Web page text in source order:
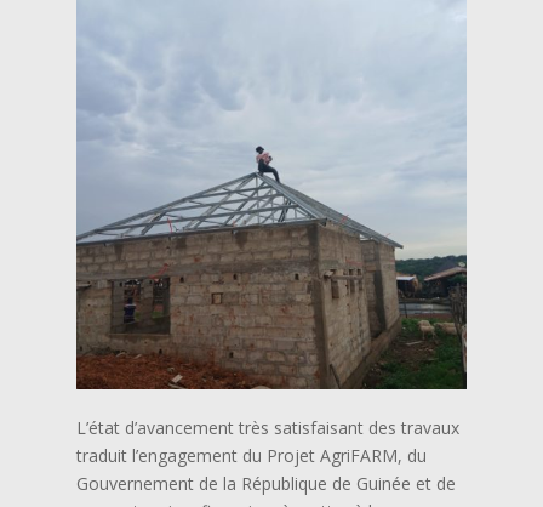
L’état d’avancement très satisfaisant des travaux
traduit l’engagement du Projet AgriFARM, du
Gouvernement de la République de Guinée et de